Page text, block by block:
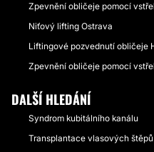
Zpevnění obličeje pomocí
Niťový lifting Ostrava
Liftingové pozvednutí obličeje
Zpevnění obličeje pomocí
DALŠÍ HLEDÁNÍ
Syndrom kubitálního kanálu
Transplantace vlasových štěpů